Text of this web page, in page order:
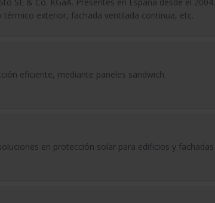
térmico exterior, fachada ventilada continua, etc.
eficiente, mediante paneles sandwich.
en protección solar para edificios y fachadas